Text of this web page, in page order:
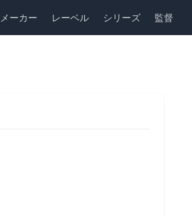
メーカー レーベル シリーズ 監督